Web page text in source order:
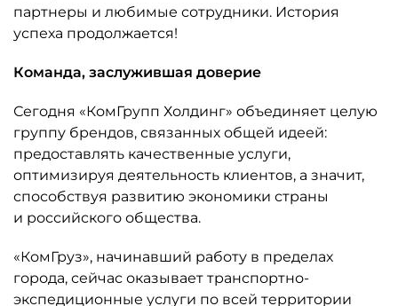
партнеры и любимые сотрудники. История
успеха продолжается!
Команда, заслужившая доверие
Сегодня «КомГрупп Холдинг» объединяет целую
группу брендов, связанных общей идеей:
предоставлять качественные услуги,
оптимизируя деятельность клиентов, а значит,
способствуя развитию экономики страны
и российского общества.
«КомГруз», начинавший работу в пределах
города, сейчас оказывает транспортно-
экспедиционные услуги по всей территории